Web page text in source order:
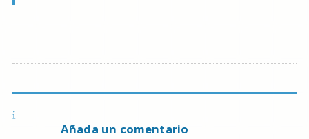
Añada un comentario